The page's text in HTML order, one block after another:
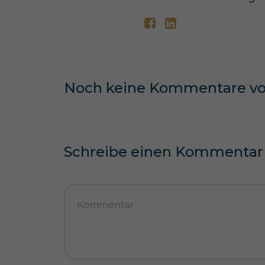
Noch keine Kommentare
Schreibe einen Kommentar